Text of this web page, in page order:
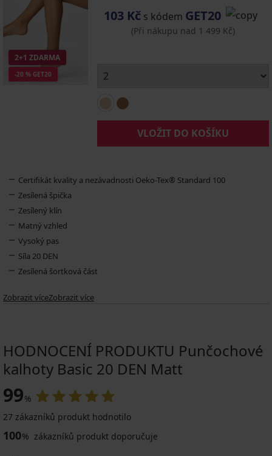
2+1 ZDARMA
-20 % GET20
103 Kč s kódem GET20
(Při nákupu nad 1 499 Kč)
VLOŽIT DO KOŠÍKU
Certifikát kvality a nezávadnosti Oeko-Tex® Standard 100
Zesílená špička
Zesílený klín
Matný vzhled
Vysoký pas
Síla 20 DEN
Zesílená šortková část
Zobrazit víceZobrazit více
HODNOCENÍ PRODUKTU Punčochové
kalhoty Basic 20 DEN Matt
99%
27 zákazníků produkt hodnotilo
100% zákazníků produkt doporučuje